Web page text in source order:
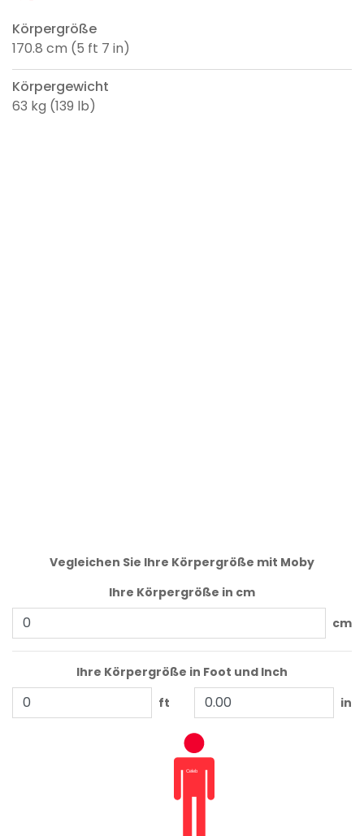
Körpergröße
170.8 cm (5 ft 7 in)
Körpergewicht
63 kg (139 lb)
Vegleichen Sie Ihre Körpergröße mit Moby
Ihre Körpergröße in cm
cm
Ihre Körpergröße in Foot und Inch
ft
in